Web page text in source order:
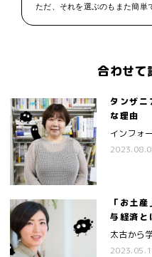
ただ、それを選ぶのもまた簡単
合わせて
タンザニ
な理由
インフォ
「お土
与経済と
太古から